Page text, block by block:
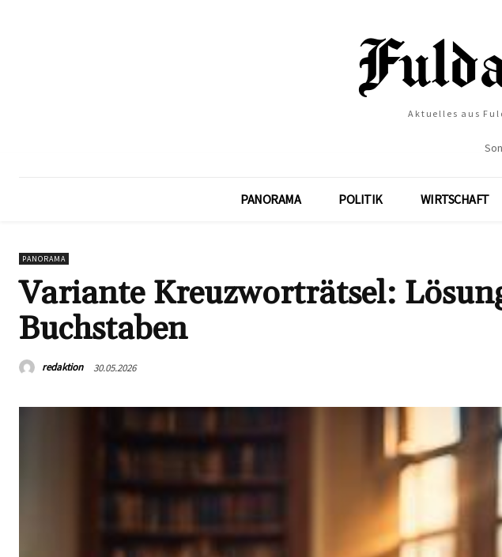
Aktuelles aus
PANORAMA POLITIK WIRTSCHAFT
PANORAMA
Variante Kreuzworträtsel:
Buchstaben
redaktion 30.05.2026